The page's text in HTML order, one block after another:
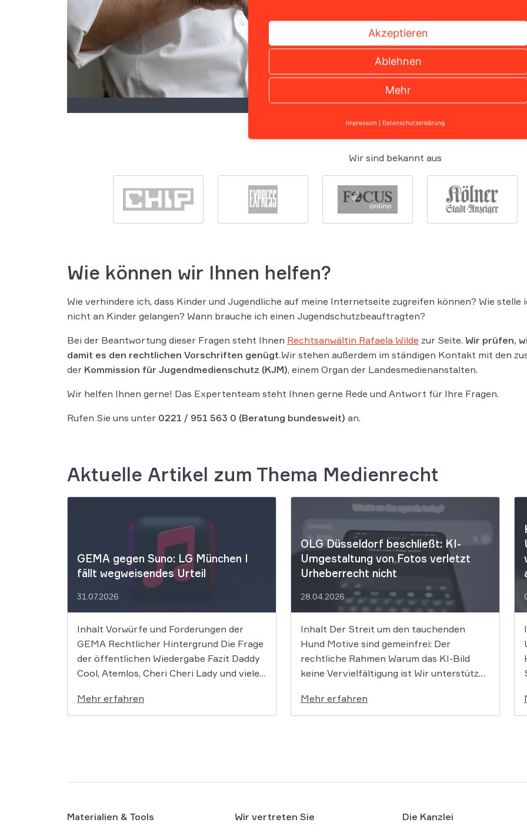
Wir sind bekannt aus
Wie können wir Ihnen helfen?
Wie verhindere ich, dass Kinder und Jugendliche auf meine Internetseite zugreifen können? Wie stelle
nicht an Kinder gelangen? Wann brauche ich einen Jugendschutzbeauftragten?
Bei der Beantwortung dieser Fragen steht Ihnen Rechtsanwältin Rafaela Wilde zur Seite. Wir prüfen,
damit es den rechtlichen Vorschriften genügt.Wir stehen außerdem im ständigen Kontakt mit den
der Kommission für Jugendmedienschutz (KJM), einem Organ der Landesmedienanstalten.
Wir helfen Ihnen gerne! Das Expertenteam steht Ihnen gerne Rede und Antwort für Ihre Fragen.
Rufen Sie uns unter 0221 / 951 563 0 (Beratung bundesweit) an.
Aktuelle Artikel zum Thema Medienrecht
GEMA gegen Suno: LG München I
fällt wegweisendes Urteil
31.07.2026
Inhalt Vorwürfe und Forderungen der
GEMA Rechtlicher Hintergrund Die Frage
der öffentlichen Wiedergabe Fazit Daddy
Cool, Atemlos, Cheri Cheri Lady und viele
zum Zentrum eines bedeutenden
Urheberrechtsprozesses werden. Die
Mehr erfahren
OLG Düsseldorf beschließt: KI-
Umgestaltung von Fotos verletzt
Urheberrecht nicht
28.04.2026
Inhalt Der Streit um den tauchenden
Hund Motive sind gemeinfrei: Der
rechtliche Rahmen Warum das KI-Bild
keine Vervielfältigung ist Wir unterstützen
Urheberrecht Wer ein Foto als Vorlage für
eine KI nutzt und daraus ein stilistisch
Mehr erfahren
Materialien & Tools
Wir vertreten Sie
Die Kanzlei
Akzeptieren
Ablehnen
Mehr
Impressum Datenschutzerklärung